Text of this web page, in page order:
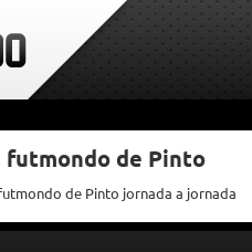
futmondo de Pinto
de Pinto jornada a jornada